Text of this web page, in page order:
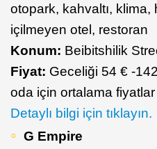
otopark, kahvaltı, klima,
içilmeyen otel, restoran
Konum: Beibitshilik
Fiyat: Geceliği 54 € -
oda için ortalama fiyatlar
Detaylı bilgi için tıklayın.
G Empire